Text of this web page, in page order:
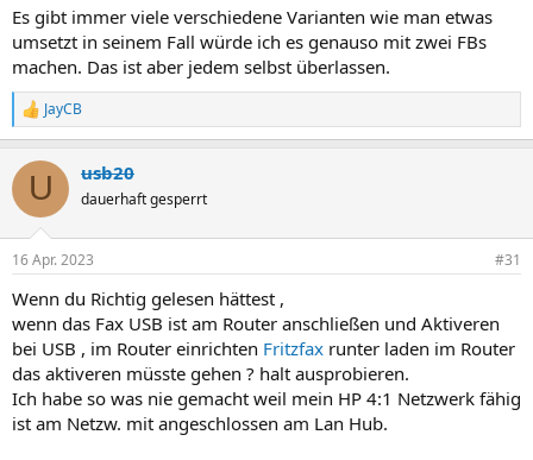
Es gibt immer viele verschiedene Varianten wie man etwas
umsetzt in seinem Fall würde ich es genauso mit zwei FBs
machen. Das ist aber jedem selbst überlassen.
R
e
k
i
e
:
JayCB
U usb20
dauerhaft gesperrt
16 Apr. 2023 #31
Wenn du Richtig gelesen hättest ,
wenn das Fax USB ist am Router anschließen und Aktiveren
bei USB , im Router einrichten Fritzfax runter laden im Router
das aktiveren müsste gehen ? halt ausprobieren.
Ich habe so was nie gemacht weil mein HP 4:1 Netzwerk fähig
ist am Netzw. mit angeschlossen am Lan Hub.